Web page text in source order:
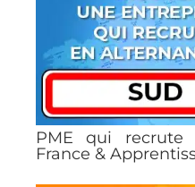
PME qui
France &